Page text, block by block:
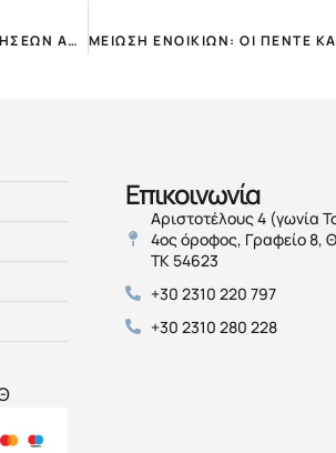
ΕΠΕΚΤΕΙΝΕΤΑΙ ΚΑΙ ΤΟ ΜΑΡΤΙΟ Η ΠΛΗΡΗΣ ΑΠΑΛΛΑΓΗ ΤΩΝ “ΚΛΕΙΣΤΩΝ” ΕΠΙΧΕΙΡΗΣΕΩΝ ΑΠΟ ΤΟ ΜΙΣΘΩΜΑ!
Επικοινωνία
Αριστοτέλους 4 (γωνία
4ος όροφος, Γραφείο 8,
ΤΚ 54623
+30 2310 220 797
+30 2310 280 228